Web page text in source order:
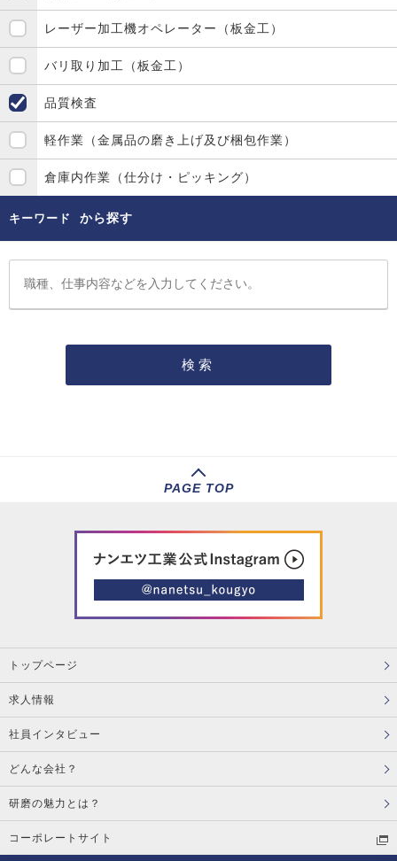
レーザー加工機オペレーター（板金工）
バリ取り加工（板金工）
品質検査
軽作業（金属品の磨き上げ及び梱包作業）
倉庫内作業（仕分け・ピッキング）
キーワード から探す
PAGE TOP
トップページ
求人情報
社員インタビュー
どんな会社？
研磨の魅力とは？
コーポレートサイト